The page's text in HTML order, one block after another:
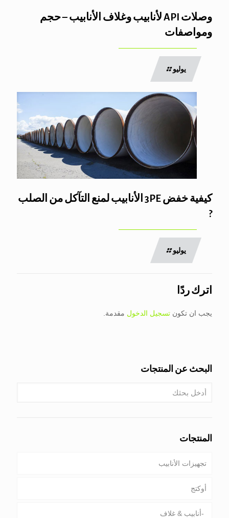
وصلات API لأنابيب وغلاف الأنابيب – حجم
ومواصفات
يوليو
كيفية خفض 3PE الأنابيب لمنع التآكل من الصلب
?
يوليو
اترك ردًا
يجب ان تكون تسجيل الدخول مقدمة.
البحث عن المنتجات
المنتجات
تجهيزات الأنابيب
أوكتج
أنابيب & غلاف